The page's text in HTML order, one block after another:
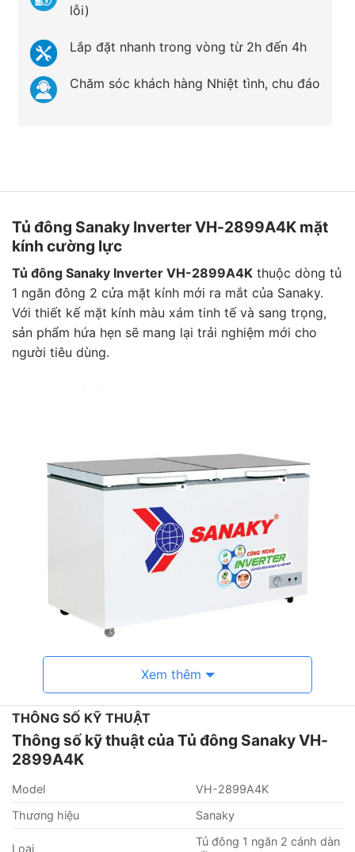
lỗi)
Lắp đặt nhanh trong vòng từ 2h đến 4h
Chăm sóc khách hàng Nhiệt tình, chu đáo
Tủ đông Sanaky Inverter VH-2899A4K mặt
kính cường lực
Tủ đông Sanaky Inverter VH-2899A4K thuộc dòng tủ
1 ngăn đông 2 cửa mặt kính mới ra mắt của Sanaky.
Với thiết kế mặt kính màu xám tinh tế và sang trọng,
sản phẩm hứa hẹn sẽ mang lại trải nghiệm mới cho
người tiêu dùng.
Một số tính năng nổi bật
– Tủ có thiết kế 1 ngăn đông và 2 cánh mở kiểu vali.
Mặt trên của cánh tủ được làm bằng kính cường lực,
kính bền màu theo thời gian cũng rất dễ dàng vệ sinh
Xem thêm
THÔNG SỐ KỸ THUẬT
Thông số kỹ thuật của Tủ đông Sanaky VH-
2899A4K
Model
VH-2899A4K
Thương hiệu
Sanaky
Loại
Tủ đông 1 ngăn 2 cánh dàn